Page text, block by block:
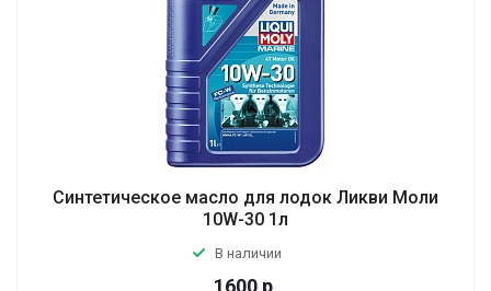
Синтетическое масло для лодок Ликви Моли
10W-30 1л
В наличии
1600 р